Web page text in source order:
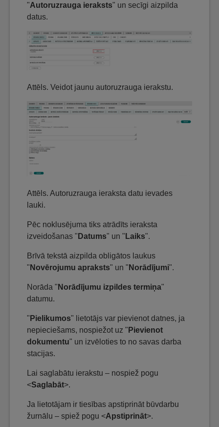
"Autoruzrauga ieraksts" un secīgi aizpilda
datus.
Attēls. Veidot jaunu autoruzrauga ierakstu.
Attēls. Autoruzrauga ieraksta datu ievades
lauki.
Pēc noklusējuma tiks atrādīts ieraksta
izveidošanas " Datums" un " Laiks".
Brīvā tekstā aizpilda obligātos laukus
" Novērojumu apraksts" un " Norādījumi".
Norāda " Norādījumu izpildes termiņa"
datumu.
" Pielikumos" lietotājs var pievienot datnes, ja
nepieciešams, nospiežot uz " Pievienot
dokumentu" un izvēloties to no savas darba
stacijas.
Lai saglabātu ierakstu – nospiež pogu
<Saglabāt>.
Ja lietotājam ir tiesības apstiprināt būvdarbu
žurnālu – spiež pogu <Apstiprināt>.